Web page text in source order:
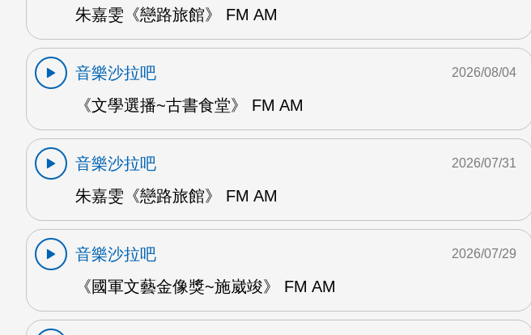
朱嘉雯《戀路旅館》 FM AM
音樂沙拉吧
《文學選播~古書食堂》 FM AM
2026/08/04
音樂沙拉吧
朱嘉雯《戀路旅館》 FM AM
2026/07/31
音樂沙拉吧
《國軍文藝金像獎~施崴竣》 FM AM
2026/07/29